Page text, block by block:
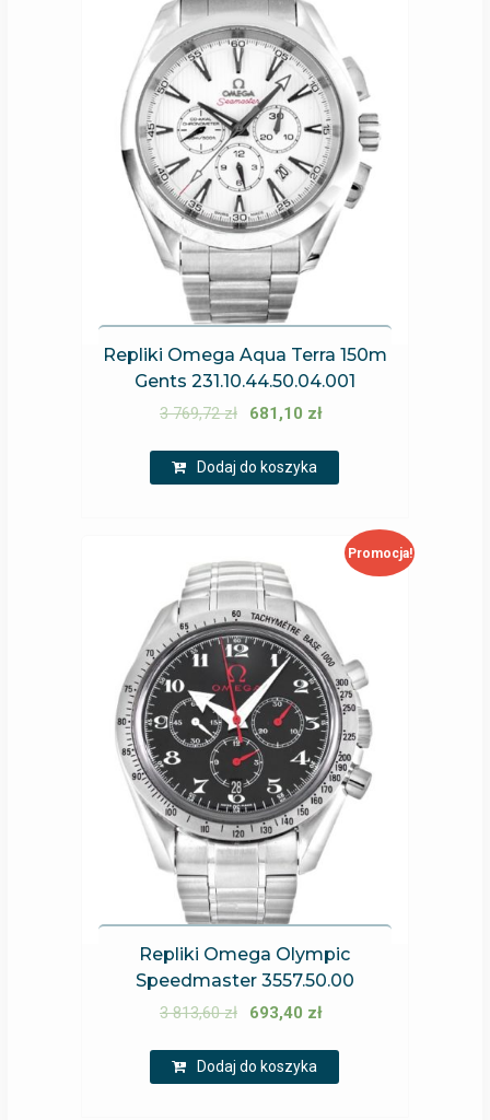
Repliki Omega Aqua Terra 150m
Gents 231.10.44.50.04.001
3 769,72zł 681,10 zł
Dodaj do koszyka
Promocja!
Repliki Omega Olympic
Speedmaster 3557.50.00
3 813,60zł 693,40 zł
Dodaj do koszyka